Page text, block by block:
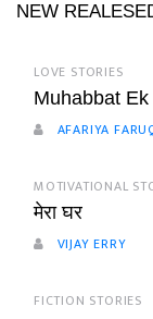
NEW
LOVE STORIES
Muhabbat
AFARIYA
MOTIVATIONAL
मेरा घर
VIJAY ERRY
FICTION STORIES